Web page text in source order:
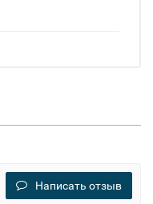
Написать отзыв